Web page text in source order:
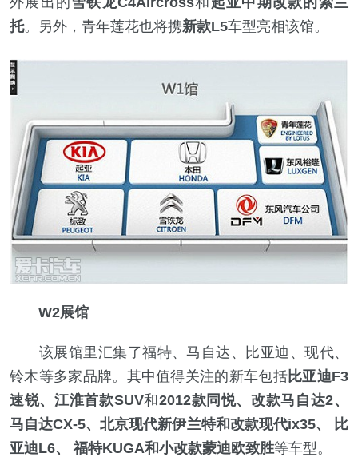
托。另外，青年莲花也将携新款L5车型亮相该馆。
W2展馆
该展馆里汇集了福特、马自达、比亚迪、现代、
铃木等多家品牌。其中值得关注的新车包括比亚迪F3
速锐、江淮首款SUV和2012款同悦、改款马自达2、
马自达CX-5、北京现代新伊兰特和改款现代ix35、 比
亚迪L6、 福特KUGA和小改款蒙迪欧致胜等车型。